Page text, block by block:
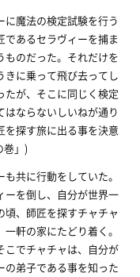
魔法の検定試験を行う
であるセラヴィーを捕ま
ものだった。それだけを
に乗って飛び去ってし
たが、そこに同じく検定
ならないしいねが通り
を探す旅に出る事を決意
巻」)
共に行動をしていた。
ーを倒し、自分が世界一
、師匠を探すチャチャ
軒の家にたどり着く。
こでチャチャは、自分が
の弟子である事を知った